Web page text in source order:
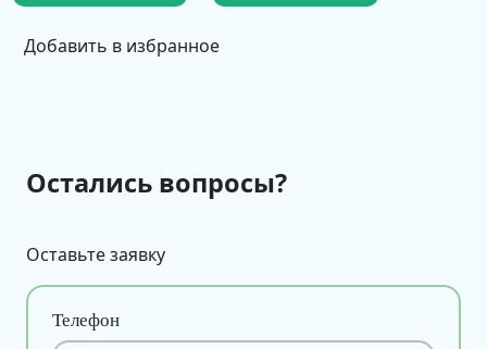
Добавить в избранное
Остались вопросы?
Оставьте заявку
Телефон